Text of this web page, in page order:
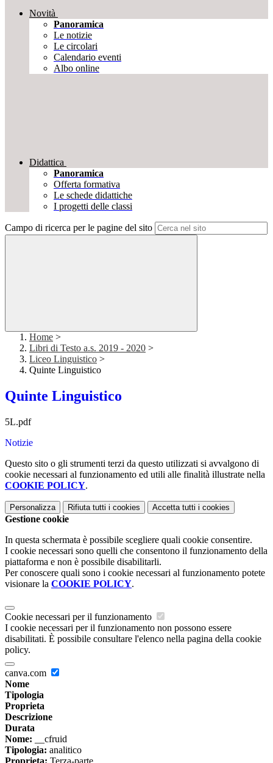
Novità
Panoramica
Le notizie
Le circolari
Calendario eventi
Albo online
Didattica
Panoramica
Offerta formativa
Le schede didattiche
I progetti delle classi
Campo di ricerca per le pagine del sito
Home >
Libri di Testo a.s. 2019 - 2020 >
Liceo Linguistico >
Quinte Linguistico
Quinte Linguistico
5L.pdf
Notizie
Questo sito o gli strumenti terzi da questo utilizzati si avvalgono di
cookie necessari al funzionamento ed utili alle finalità illustrate nella
COOKIE POLICY.
Personalizza Rifiuta tutti i cookies Accetta tutti i cookies
Gestione cookie
In questa schermata è possibile scegliere quali cookie consentire.
I cookie necessari sono quelli che consentono il funzionamento della
piattaforma e non è possibile disabilitarli.
Per conoscere quali sono i cookie necessari al funzionamento potete
visionare la COOKIE POLICY.
Cookie necessari per il funzionamento
I cookie necessari per il funzionamento non possono essere
disabilitati. È possibile consultare l'elenco nella pagina della cookie
policy.
canva.com
Nome
Tipologia
Proprieta
Descrizione
Durata
Nome: __cfruid
Tipologia: analitico